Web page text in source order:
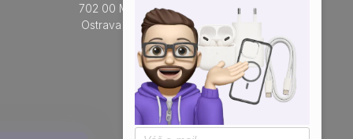
702 00 Moravská
Ostrava a Přívoz
Do prodejny